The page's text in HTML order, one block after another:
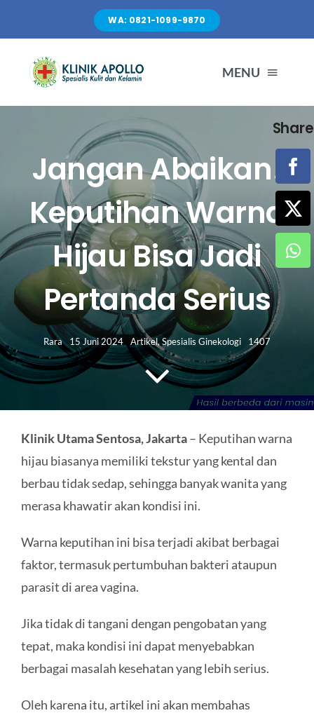
content
WA: 0821-1099-9870
MENU
TENTANG KAMI
LAYANAN
FASILITAS
ARTIKEL
HUBUNGI KAMI
Search
for:
Jangan Abaikan!
Keputihan Warna
Hijau Bisa Jadi
Pertanda Serius
Rara 15 Juni 2024 Artikel,Spesialis Ginekologi 1407
Klinik Utama Sentosa, Jakarta– Keputihan warna
hijau biasanya memiliki tekstur yang kental dan
berbau tidak sedap, sehingga banyak wanita yang
merasa khawatir akan kondisi ini.
Warna keputihan ini bisa terjadi akibat berbagai
faktor, termasuk pertumbuhan bakteri ataupun
parasit di area vagina.
Jika tidak di tangani dengan pengobatan yang
tepat, maka kondisi ini dapat menyebabkan
berbagai masalah kesehatan yang lebih serius.
Oleh karena itu, artikel ini akan membahas
Share